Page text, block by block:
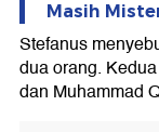
Masih
Stefanus
dua orang.
dan Muhammad